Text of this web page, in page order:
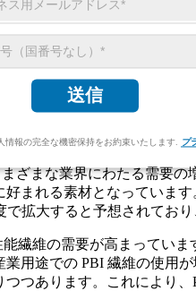
送信
情報の完全な機密保持をお約束いたします. プ
ざまな業界にわたる需要
まれる素材となっていま
拡大すると予想されてお
繊維の需要が高まってい
用途での PBI 繊維の使用
つあります。これにより